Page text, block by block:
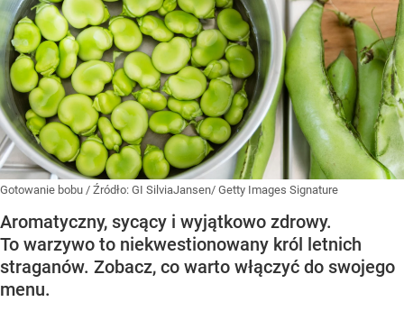
Gotowanie bobu / Źródło: GI SilviaJansen/ Getty Images Signature
Aromatyczny, sycący i wyjątkowo zdrowy.
To warzywo to niekwestionowany król letnich
straganów. Zobacz, co warto włączyć do swojego
menu.